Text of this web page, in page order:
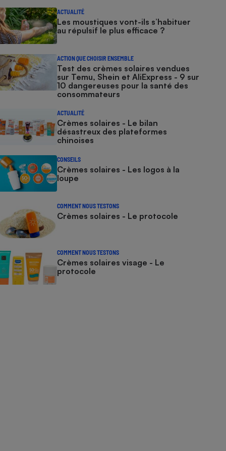
ACTUALITÉ
Les moustiques vont-ils s’habituer
au répulsif le plus efficace ?
ACTION QUE CHOISIR ENSEMBLE
Test des crèmes solaires vendues
sur Temu, Shein et AliExpress - 9 sur
10 dangereuses pour la santé des
consommateurs
ACTUALITÉ
Crèmes solaires - Le bilan
désastreux des plateformes
chinoises
CONSEILS
Crèmes solaires - Les logos à la
loupe
COMMENT NOUS TESTONS
Crèmes solaires - Le protocole
COMMENT NOUS TESTONS
Crèmes solaires visage - Le
protocole